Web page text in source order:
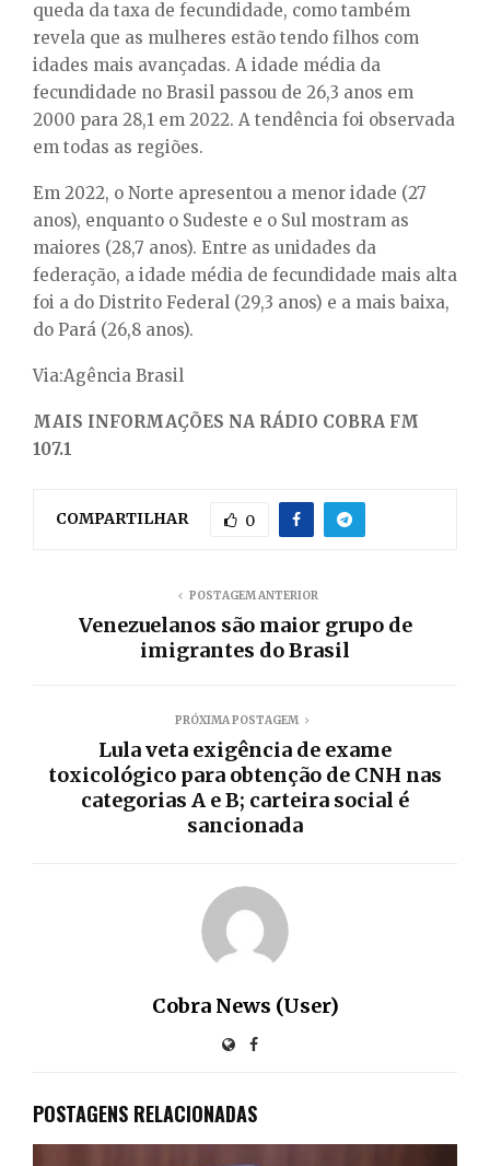
queda da taxa de fecundidade, como também
revela que as mulheres estão tendo filhos com
idades mais avançadas. A idade média da
fecundidade no Brasil passou de 26,3 anos em
2000 para 28,1 em 2022. A tendência foi observada
em todas as regiões.
Em 2022, o Norte apresentou a menor idade (27
anos), enquanto o Sudeste e o Sul mostram as
maiores (28,7 anos). Entre as unidades da
federação, a idade média de fecundidade mais alta
foi a do Distrito Federal (29,3 anos) e a mais baixa,
do Pará (26,8 anos).
Via:Agência Brasil
MAIS INFORMAÇÕES NA RÁDIO COBRA FM
107.1
COMPARTILHAR 0
POSTAGEM ANTERIOR
Venezuelanos são maior grupo de
imigrantes do Brasil
PRÓXIMA POSTAGEM
Lula veta exigência de exame
toxicológico para obtenção de CNH nas
categorias A e B; carteira social é
sancionada
Cobra News (User)
POSTAGENS RELACIONADAS